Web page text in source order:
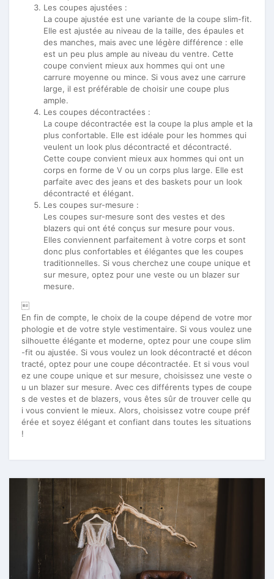
Les coupes ajustées :
La coupe ajustée est une variante de la coupe slim-fit.
Elle est ajustée au niveau de la taille, des épaules et
des manches, mais avec une légère différence : elle
est un peu plus ample au niveau du ventre. Cette
coupe convient mieux aux hommes qui ont une
carrure moyenne ou mince. Si vous avez une carrure
large, il est préférable de choisir une coupe plus
ample.
Les coupes décontractées :
La coupe décontractée est la coupe la plus ample et la
plus confortable. Elle est idéale pour les hommes qui
veulent un look plus décontracté et décontracté.
Cette coupe convient mieux aux hommes qui ont un
corps en forme de V ou un corps plus large. Elle est
parfaite avec des jeans et des baskets pour un look
décontracté et élégant.
Les coupes sur-mesure :
Les coupes sur-mesure sont des vestes et des
blazers qui ont été conçus sur mesure pour vous.
Elles conviennent parfaitement à votre corps et sont
donc plus confortables et élégantes que les coupes
traditionnelles. Si vous cherchez une coupe unique et
sur mesure, optez pour une veste ou un blazer sur
mesure.

En fin de compte, le choix de la coupe dépend de votre mor
phologie et de votre style vestimentaire. Si vous voulez une
silhouette élégante et moderne, optez pour une coupe slim
-fit ou ajustée. Si vous voulez un look décontracté et décon
tracté, optez pour une coupe décontractée. Et si vous voul
ez une coupe unique et sur mesure, choisissez une veste o
u un blazer sur mesure. Avec ces différents types de coupe
s de vestes et de blazers, vous êtes sûr de trouver celle qu
i vous convient le mieux. Alors, choisissez votre coupe préf
érée et soyez élégant et confiant dans toutes les situations
!